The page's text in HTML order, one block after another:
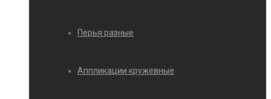
Перья разные
Аппликации кружевные